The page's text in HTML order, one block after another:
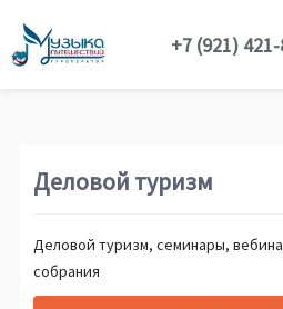
+7 (921)
Деловой туризм
Деловой туризм, семинары,
собрания